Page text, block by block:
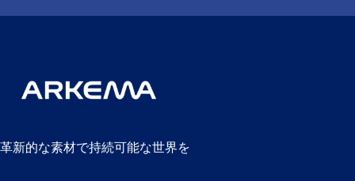
革新的な素材で持続可能な世界を